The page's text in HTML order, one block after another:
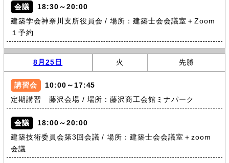
会議
18:30～20:00
建築学会神奈川支所役員会 / 場所：建築士会会議室＋Zoom
１予約
8月25日 火 先勝
講習会
10:00～17:45
定期講習 藤沢会場 / 場所：藤沢商工会館ミナパーク
会議
18:00～20:00
建築技術委員会第3回会議 / 場所：建築士会会議室＋zoom
会議